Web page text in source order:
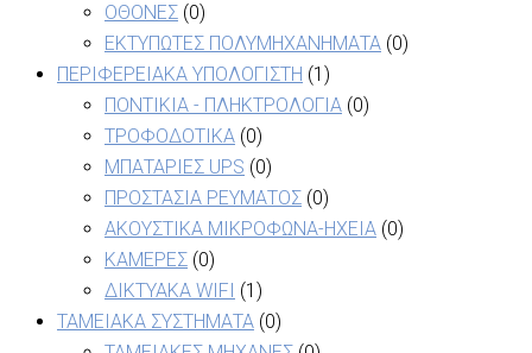
ΟΘΟΝΕΣ (0)
ΕΚΤΥΠΩΤΕΣ ΠΟΛΥΜΗΧΑΝΗΜΑΤΑ (0)
ΠΕΡΙΦΕΡΕΙΑΚΑ ΥΠΟΛΟΓΙΣΤΗ (1)
ΠΟΝΤΙΚΙΑ - ΠΛΗΚΤΡΟΛΟΓΙΑ (0)
ΤΡΟΦΟΔΟΤΙΚΑ (0)
ΜΠΑΤΑΡΙΕΣ UPS (0)
ΠΡΟΣΤΑΣΙΑ ΡΕΥΜΑΤΟΣ (0)
ΑΚΟΥΣΤΙΚΑ ΜΙΚΡΟΦΩΝΑ-ΗΧΕΙΑ (0)
ΚΑΜΕΡΕΣ (0)
ΔΙΚΤΥΑΚΑ WIFI (1)
ΤΑΜΕΙΑΚΑ ΣΥΣΤΗΜΑΤΑ (0)